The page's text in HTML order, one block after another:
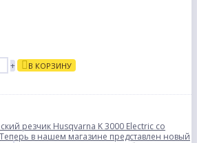
+ В КОРЗИНУ
резчик Husqvarna K 3000 Electric со
Теперь в нашем магазине представлен новый